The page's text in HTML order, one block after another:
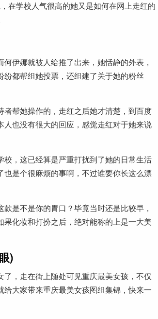
在学校人气很高的她又是如何在网上走红的
伊娜就被人给推了出来，她恬静的外表，
都帮组她投票，还组建了关于她的粉丝
帮她操作的，走红之后她才清楚，到百度
也没有很大的回应，感觉走红对于她来说
，这已经算是严重打扰到了她的日常生活
是个很麻烦的事啊，不过谁要你长这么漂
是不是你的胃口？毕竟当时还是比较早，
化妆和打扮之后，绝对能称的上是一大美
)
，走在街上随处可见重庆最美女孩，不仅
大家带来重庆最美女孩图组集锦，快来一